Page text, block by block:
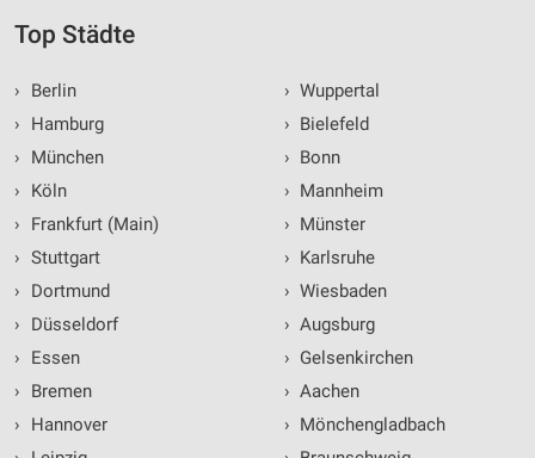
Top Städte
›
Berlin
›
Hamburg
›
München
›
Köln
›
Frankfurt (Main)
› Stuttgart
›
Dortmund
›
Düsseldorf
›
Essen
›
Bremen
›
Hannover
› Wuppertal
› Bielefeld
› Bonn
› Mannheim
› Münster
› Karlsruhe
› Wiesbaden
› Augsburg
› Gelsenkirchen
› Aachen
› Mönchengladbach